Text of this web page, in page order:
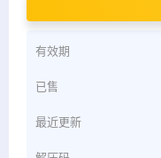
有效期
已售
最近更新